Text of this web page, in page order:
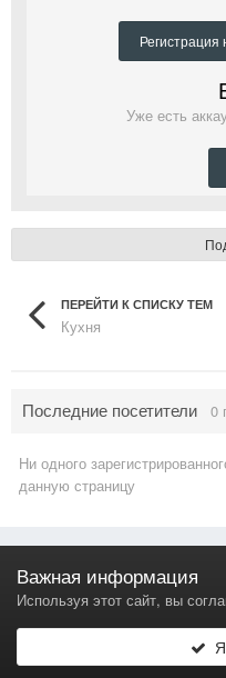
Регистрация
Уже есть
ПЕРЕЙТИ К СПИСКУ ТЕМ
Кухня
Последние посетители 0
Ни одного
данную страницу
Важная информация
Используя этот сайт, вы